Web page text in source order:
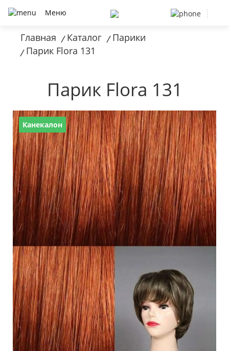
Меню
Главная / Каталог / Парики
/ Парик Flora 131
Парик Flora 131
Канекалон